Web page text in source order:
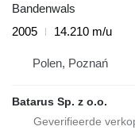
Bandenwals
2005
14.210 m/u
Polen, Poznań
Batarus Sp. z o.o.